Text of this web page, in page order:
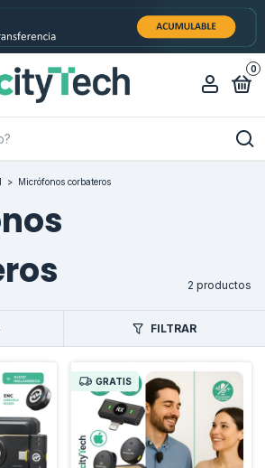
0
> Micrófonos corbateros
2 productos
FILTRAR
GRATIS